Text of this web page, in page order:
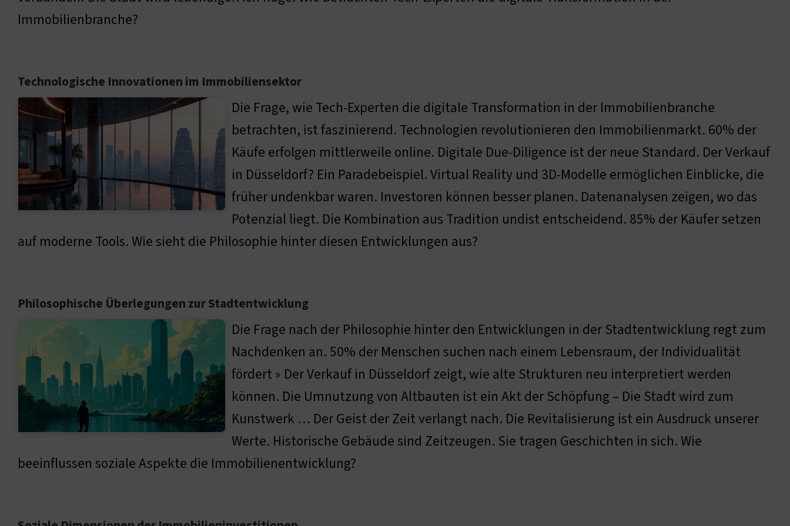
Immobilienbranche?
Technologische Innovationen im Immobiliensektor
Die Frage, wie Tech-Experten die digitale Transformation in der Immobilienbranche
betrachten, ist faszinierend. Technologien revolutionieren den Immobilienmarkt. 60% der
Käufe erfolgen mittlerweile online. Digitale Due-Diligence ist der neue Standard. Der Verkauf
in Düsseldorf? Ein Paradebeispiel. Virtual Reality und 3D-Modelle ermöglichen Einblicke, die
früher undenkbar waren. Investoren können besser planen. Datenanalysen zeigen, wo das
Potenzial liegt. Die Kombination aus Tradition undist entscheidend. 85% der Käufer setzen
auf moderne Tools. Wie sieht die Philosophie hinter diesen Entwicklungen aus?
Philosophische Überlegungen zur Stadtentwicklung
Die Frage nach der Philosophie hinter den Entwicklungen in der Stadtentwicklung regt zum
Nachdenken an. 50% der Menschen suchen nach einem Lebensraum, der Individualität
fördert » Der Verkauf in Düsseldorf zeigt, wie alte Strukturen neu interpretiert werden
können. Die Umnutzung von Altbauten ist ein Akt der Schöpfung – Die Stadt wird zum
Kunstwerk … Der Geist der Zeit verlangt nach. Die Revitalisierung ist ein Ausdruck unserer
Werte. Historische Gebäude sind Zeitzeugen. Sie tragen Geschichten in sich. Wie
beeinflussen soziale Aspekte die Immobilienentwicklung?